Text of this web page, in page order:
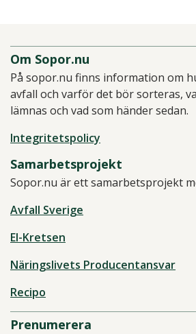
Om Sopor.nu
På sopor.nu finns information om
avfall och varför det bör sorteras,
lämnas och vad som händer sedan.
Integritetspolicy
Samarbetsprojekt
Sopor.nu är ett samarbetsprojekt
Avfall Sverige
El-Kretsen
Näringslivets Producentansvar
Recipo
Prenumerera